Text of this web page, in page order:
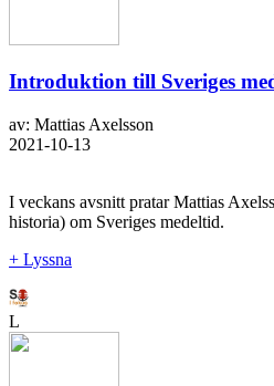
Introduktion till Sveriges
av: Mattias Axelsson
2021-10-13
I veckans avsnitt pratar Mattias
historia) om Sveriges medeltid.
+ Lyssna
L